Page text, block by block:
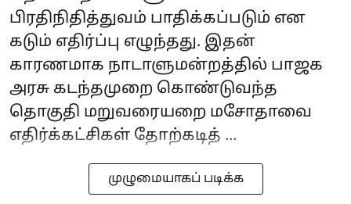
பிரதிநிதித்துவம் பாதிக்கப்படும் என
கடும் எதிர்ப்பு எழுந்தது. இதன்
காரணமாக நாடாளுமன்றத்தில் பாஜக
அரசு கடந்தமுறை கொண்டுவந்த
தொகுதி மறுவரையறை மசோதாவை
எதிர்க்கட்சிகள் தோற்கடித் ...
முழுமையாகப் படிக்க